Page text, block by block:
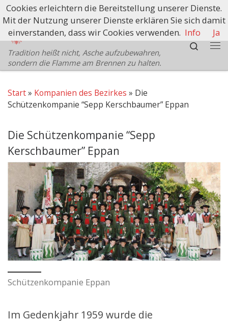
Zum Inhalt springen
Schützenbezirk Bozen
Tradition heißt nicht, Asche aufzubewahren,
sondern die Flamme am Brennen zu halten.
Search
Start» Kompanien des Bezirkes » Die
Schützenkompanie “Sepp Kerschbaumer” Eppan
Die Schützenkompanie “Sepp
Kerschbaumer” Eppan
Schützenkompanie Eppan
Im Gedenkjahr 1959 wurde die
Cookies erleichtern die Bereitstellung unserer Dienste.
Mit der Nutzung unserer Dienste erklären Sie sich damit
einverstanden, dass wir Cookies verwenden. Info Ja